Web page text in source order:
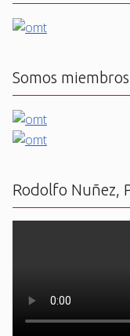
Somos
Rodolfo Nuñez,